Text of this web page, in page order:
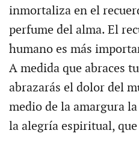
inmortaliza en el
perfume del alma. El
humano es más
A medida que abraces
abrazarás el dolor del
medio de la amargura
la alegría espiritual,